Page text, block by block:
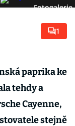
Fotogalerie
1
paprika ke
tehdy a
Cayenne,
stejně